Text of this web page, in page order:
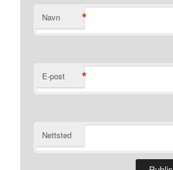
Navn *
E-post *
Nettsted